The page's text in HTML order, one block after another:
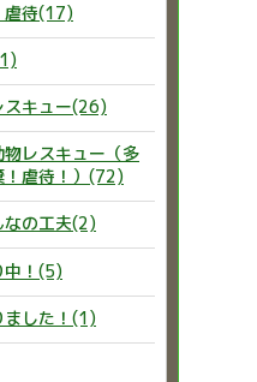
虐待(17)
スキュー(26)
レスキュー（多
！虐待！）(72)
の工夫(2)
中！(5)
ました！(1)